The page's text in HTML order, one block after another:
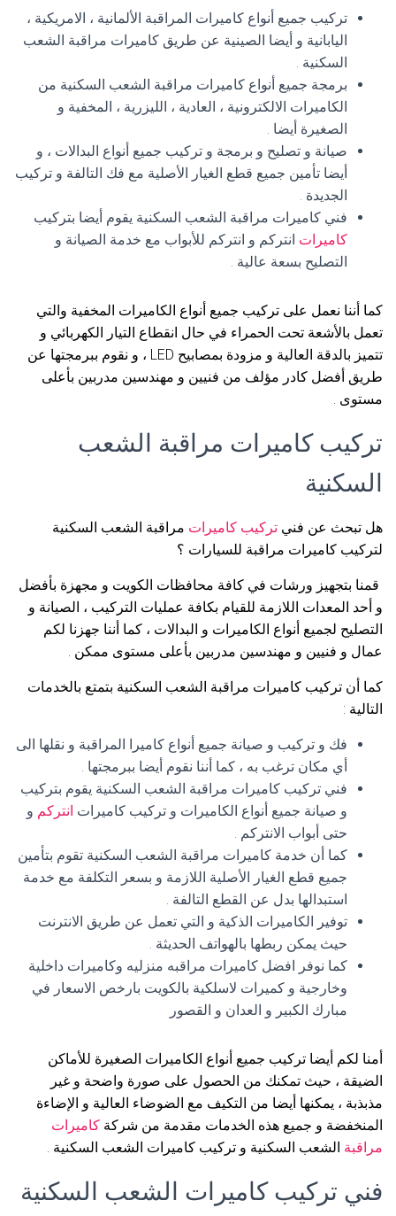
تركيب جميع أنواع كاميرات المراقبة الألمانية ، الامريكية ،
اليابانية و أيضا الصينية عن طريق كاميرات مراقبة الشعب
السكنية .
برمجة جميع أنواع كاميرات مراقبة الشعب السكنية من
الكاميرات الالكترونية ، العادية ، الليزرية ، المخفية و
الصغيرة أيضا .
صيانة و تصليح و برمجة و تركيب جميع أنواع البدالات ، و
أيضا تأمين جميع قطع الغيار الأصلية مع فك التالفة و تركيب
الجديدة .
فني كاميرات مراقبة الشعب السكنية يقوم أيضا بتركيب
كاميرات انتركم و انتركم للأبواب مع خدمة الصيانة و
التصليح بسعة عالية .
كما أننا نعمل على تركيب جميع أنواع الكاميرات المخفية والتي
تعمل بالأشعة تحت الحمراء في حال انقطاع التيار الكهربائي و
تتميز بالدقة العالية و مزودة بمصابيح LED ، و نقوم ببرمجتها عن
طريق أفضل كادر مؤلف من فنيين و مهندسين مدربين بأعلى
مستوى .
تركيب كاميرات مراقبة الشعب
السكنية
هل تبحث عن فني تركيب كاميرات مراقبة الشعب السكنية
لتركيب كاميرات مراقبة للسيارات ؟
قمنا بتجهيز ورشات في كافة محافظات الكويت و مجهزة بأفضل
و أحد المعدات اللازمة للقيام بكافة عمليات التركيب ، الصيانة و
التصليح لجميع أنواع الكاميرات و البدالات ، كما أننا جهزنا لكم
عمال و فنيين و مهندسين مدربين بأعلى مستوى ممكن .
كما أن تركيب كاميرات مراقبة الشعب السكنية بتمتع بالخدمات
التالية :
فك و تركيب و صيانة جميع أنواع كاميرا المراقبة و نقلها الى
أي مكان ترغب به ، كما أننا نقوم أيضا ببرمجتها .
فني تركيب كاميرات مراقبة الشعب السكنية يقوم بتركيب
و صيانة جميع أنواع الكاميرات و تركيب كاميرات انتركم و
حتى أبواب الانتركم .
كما أن خدمة كاميرات مراقبة الشعب السكنية تقوم بتأمين
جميع قطع الغيار الأصلية اللازمة و بسعر التكلفة مع خدمة
استبدالها بدل عن القطع التالفة .
توفير الكاميرات الذكية و التي تعمل عن طريق الانترنت
حيث يمكن ربطها بالهواتف الحديثة .
كما نوفر افضل كاميرات مراقبه منزليه وكاميرات داخلية
وخارجية و كميرات لاسلكية بالكويت بارخص الاسعار في
مبارك الكبير و العدان و القصور
أمنا لكم أيضا تركيب جميع أنواع الكاميرات الصغيرة للأماكن
الضيقة ، حيث تمكنك من الحصول على صورة واضحة و غير
مذبذبة ، يمكنها أيضا من التكيف مع الضوضاء العالية و الإضاءة
المنخفضة و جميع هذه الخدمات مقدمة من شركة كاميرات
مراقبة الشعب السكنية و تركيب كاميرات الشعب السكنية .
فني تركيب كاميرات الشعب السكنية